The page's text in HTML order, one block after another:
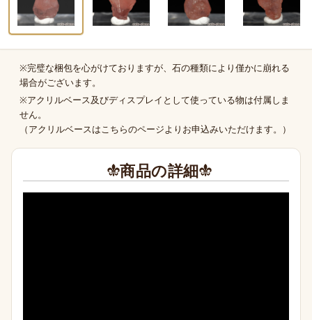
商品の補足
※完璧な梱包を心がけておりますが、石の種類により僅かに崩れる
場合がございます。
※アクリルベース及びディスプレイとして使っている物は付属しま
せん。
（アクリルベースはこちらのページより お申込みいただけます。）
商品の詳細